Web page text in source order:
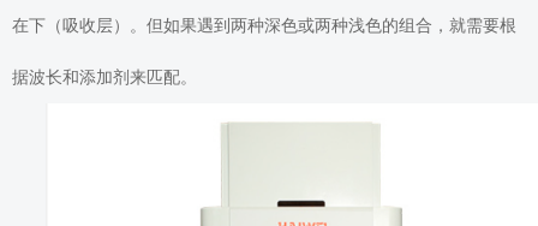
在下（吸收层）。但如果遇到两种深色或两种浅色的组合，就需要根
据波长和添加剂来匹配。